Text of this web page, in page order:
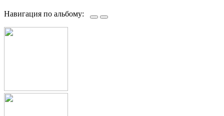
Навигация по альбому: